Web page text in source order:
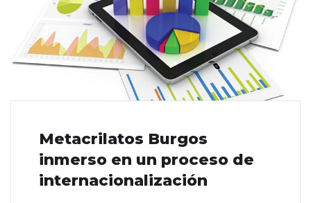
Metacrilatos Burgos
inmerso en un proceso de
internacionalización